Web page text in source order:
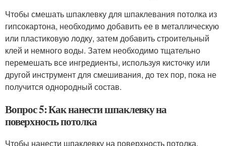
Чтобы смешать шпаклевку для шпаклевания потолка из
гипсокартона, необходимо добавить ее в металлическую
или пластиковую лодку, затем добавить строительный
клей и немного воды. Затем необходимо тщательно
перемешать все ингредиенты, используя кисточку или
другой инструмент для смешивания, до тех пор, пока не
получится однородный состав.
Вопрос 5: Как нанести шпаклевку на
поверхность потолка
Чтобы нанести шпаклевку на поверхность потолка,